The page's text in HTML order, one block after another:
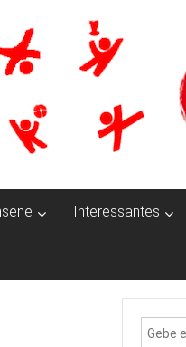
Interessantes